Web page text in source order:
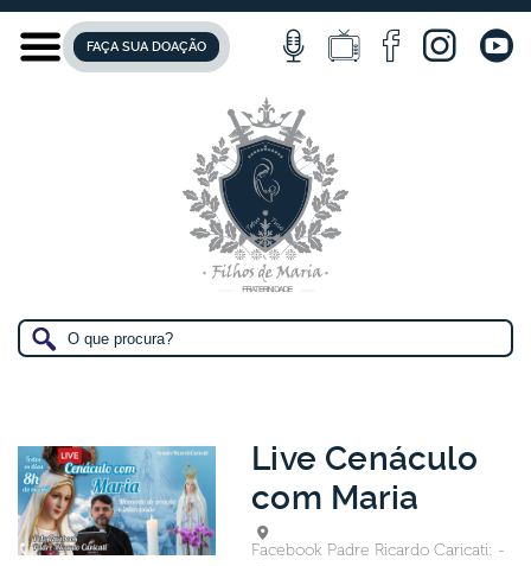
FAÇA SUA DOAÇÃO
Live Cenáculo
com Maria
Facebook Padre Ricardo Caricati: -